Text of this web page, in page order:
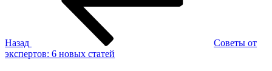
Назад
Советы от
экспертов: 6 новых статей